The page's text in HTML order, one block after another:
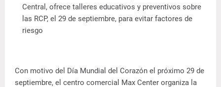
Central, ofrece talleres educativos y preventivos sobre
las RCP, el 29 de septiembre, para evitar factores de
riesgo
Con motivo del Día Mundial del Corazón el próximo 29 de
septiembre, el centro comercial Max Center organiza la